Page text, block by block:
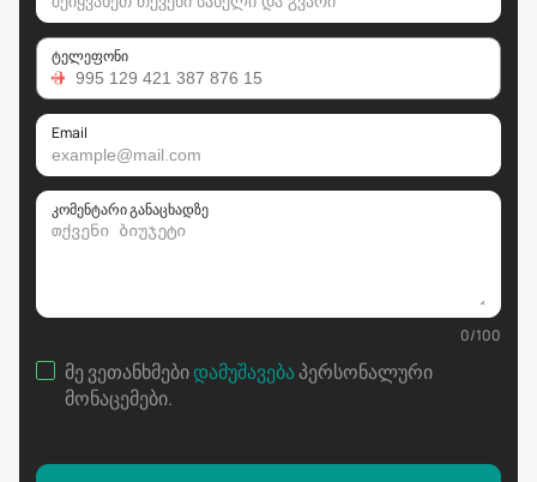
ტელეფონი
Email
კომენტარი განაცხადზე
0/100
მე ვეთანხმებიდამუშავებაპერსონალური
მონაცემები.